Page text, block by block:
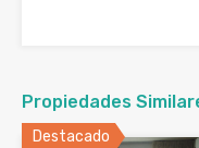
Propiedades
Destacado